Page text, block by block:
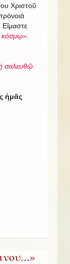
Χριστοῦ
κόσμῳ».
σαλευθῷ
ἡμᾶς